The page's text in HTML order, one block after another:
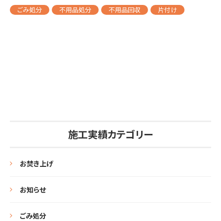
ごみ処分 不用品処分 不用品回収 片付け
施工実績カテゴリー
お焚き上げ
お知らせ
ごみ処分